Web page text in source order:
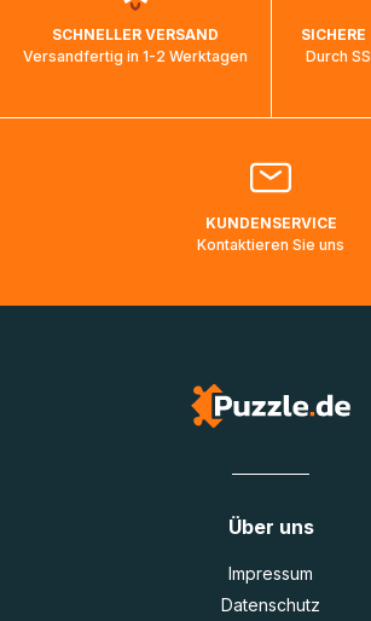
ankommen und von der dortigen
bearbeitet werden.
Bitte kontaktieren Sie denKundenservice
Lieferadressen in Deutschland oder Europa
SCHNELLER VERSAND
Versandfertig in 1-2 Werktagen
Durch
KUNDENSERVICE
Kontaktieren Sie uns
Über uns
Impressum
Datenschutz